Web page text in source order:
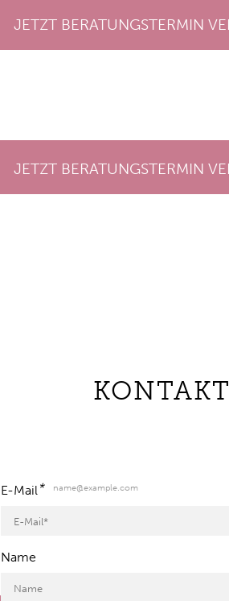
JETZT BERATUNGSTERMIN
JETZT BERATUNGSTERMIN
KONTAKT
E-Mail* name@example.com
Name